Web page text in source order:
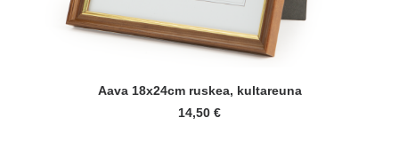
LISÄÄ OSTOSKORIIN
Aava 18x24cm ruskea, kultareuna
14,50 €